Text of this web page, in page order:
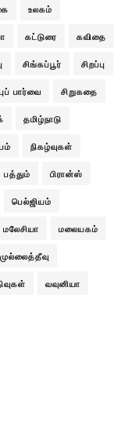
உலகம்
கட்டுரை கவிதை
சிங்கப்பூர் சிறப்பு
பார்வை சிறுகதை
தமிழ்நாடு
நிகழ்வுகள்
பத்தும் பிரான்ஸ்
பெல்ஜியம்
மலேசியா மலையகம்
முல்லைத்தீவு
வவுனியா